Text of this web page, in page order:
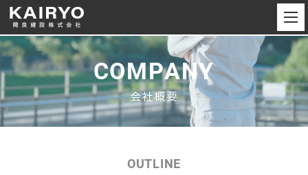
COMPANY
会社概要
OUTLINE